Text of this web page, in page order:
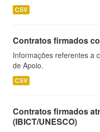
CSV
Contratos firmados
Informações referentes a
de Apoio.
CSV
Contratos firmados
(IBICT/UNESCO)